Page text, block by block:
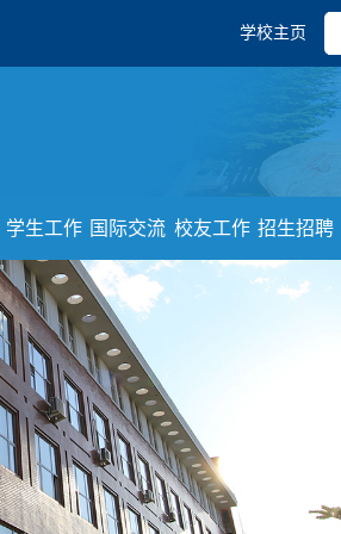
学校主页
学生工作 国际交流 校友工作 招生招聘